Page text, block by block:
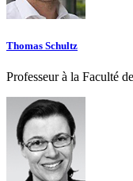
Thomas Schultz
Professeur à la Faculté